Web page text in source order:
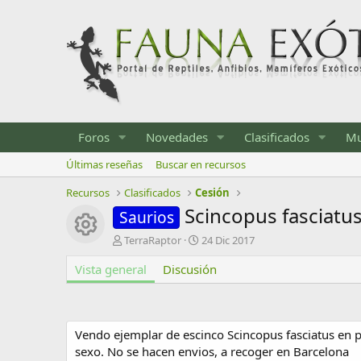
Foros Novedades Clasificados
Últimas reseñas
Buscar en recursos
Recursos
Clasificados Cesión
Icono del recurso
Saurios Scincopus fasciatus
A
t
o
TerraRaptor
F
c
h
c
r
24 Dic 2017
Vista general Discusión
Vendo ejemplar de escinco Scincopus fasciatus en
sexo. No se hacen envios, a recoger en Barcelona